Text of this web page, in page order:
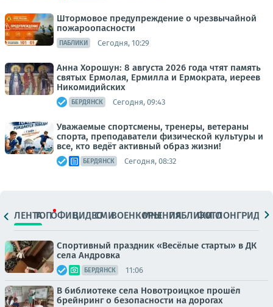
Штормовое предупреждение о чрезвычайной
пожароопасности
ПАБЛИКИ Сегодня, 10:29
Анна Хорошун: 8 августа 2026 года чтят память
святых Ермолая, Ермилла и Ермократа, иереев
Никомидийских
БЕРДЯНСК Сегодня, 09:43
Уважаемые спортсмены, тренеры, ветераны
спорта, преподаватели физической культуры и
все, кто ведёт активный образ жизни!
БЕРДЯНСК Сегодня, 08:32
ЛЕНТАТОПОФИЦ.ВИДЕОСМИВОЕНКОРЫМНЕНИЯПАБЛИКИ
ФОТОЛОНГРИДЫ
Спортивный праздник «Весёлые старты» в ДК
села Андровка
БЕРДЯНСК 11:06
В библиотеке села Новотроицкое прошёл
брейнринг о безопасности на дорогах